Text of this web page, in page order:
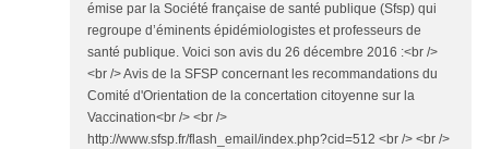
émise par la Société française de santé publique (Sfsp) qui
regroupe d’éminents épidémiologistes et professeurs de
santé publique. Voici son avis du 26 décembre 2016 :<br />
<br /> Avis de la SFSP concernant les recommandations du
Comité d'Orientation de la concertation citoyenne sur la
Vaccination<br /> <br />
http://www.sfsp.fr/flash_email/index.php?cid=512 <br /> <br />